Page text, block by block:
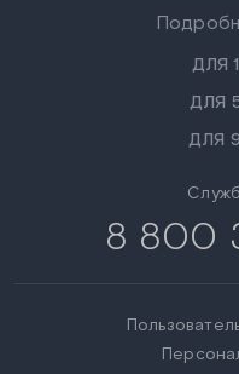
ДЛЯ
ДЛЯ
ДЛЯ
8 800